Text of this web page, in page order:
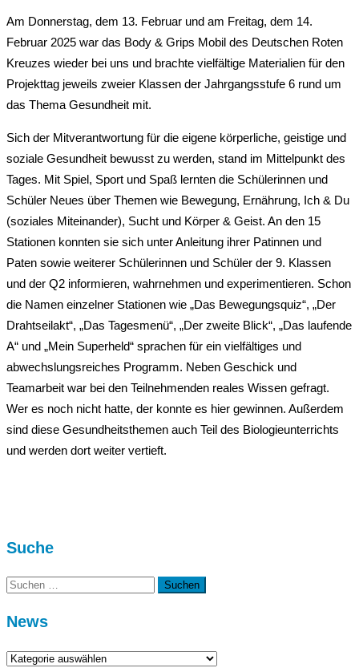
Am Donnerstag, dem 13. Februar und am Freitag, dem 14.
Februar 2025 war das Body & Grips Mobil des Deutschen Roten
Kreuzes wieder bei uns und brachte vielfältige Materialien für den
Projekttag jeweils zweier Klassen der Jahrgangsstufe 6 rund um
das Thema Gesundheit mit.
Sich der Mitverantwortung für die eigene körperliche, geistige und
soziale Gesundheit bewusst zu werden, stand im Mittelpunkt des
Tages. Mit Spiel, Sport und Spaß lernten die Schülerinnen und
Schüler Neues über Themen wie Bewegung, Ernährung, Ich & Du
(soziales Miteinander), Sucht und Körper & Geist. An den 15
Stationen konnten sie sich unter Anleitung ihrer Patinnen und
Paten sowie weiterer Schülerinnen und Schüler der 9. Klassen
und der Q2 informieren, wahrnehmen und experimentieren. Schon
die Namen einzelner Stationen wie „Das Bewegungsquiz“, „Der
Drahtseilakt“, „Das Tagesmenü“, „Der zweite Blick“, „Das laufende
A“ und „Mein Superheld“ sprachen für ein vielfältiges und
abwechslungsreiches Programm. Neben Geschick und
Teamarbeit war bei den Teilnehmenden reales Wissen gefragt.
Wer es noch nicht hatte, der konnte es hier gewinnen. Außerdem
sind diese Gesundheitsthemen auch Teil des Biologieunterrichts
und werden dort weiter vertieft.
Suche
Suchen
News
News